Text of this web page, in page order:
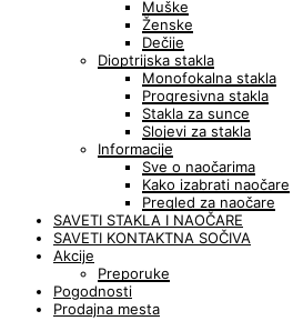
Muške
Ženske
Dečije
Dioptrijska stakla
Monofokalna stakla
Progresivna stakla
Stakla za sunce
Slojevi za stakla
Informacije
Sve o naočarima
Kako izabrati naočare
Pregled za naočare
SAVETI STAKLA I NAOČARE
SAVETI KONTAKTNA SOČIVA
Akcije
Preporuke
Pogodnosti
Prodajna mesta